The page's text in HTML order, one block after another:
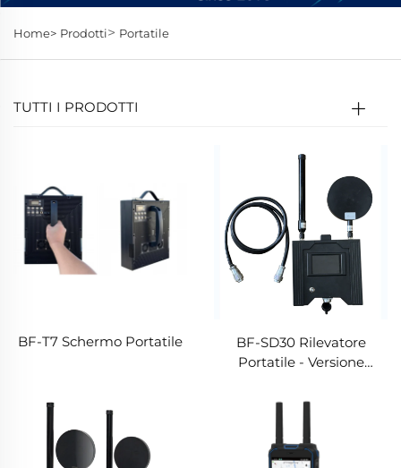
Home> Prodotti> Portatile
TUTTI I PRODOTTI
BF-T7 Schermo Portatile
BF-SD30 Rilevatore
Portatile - Versione